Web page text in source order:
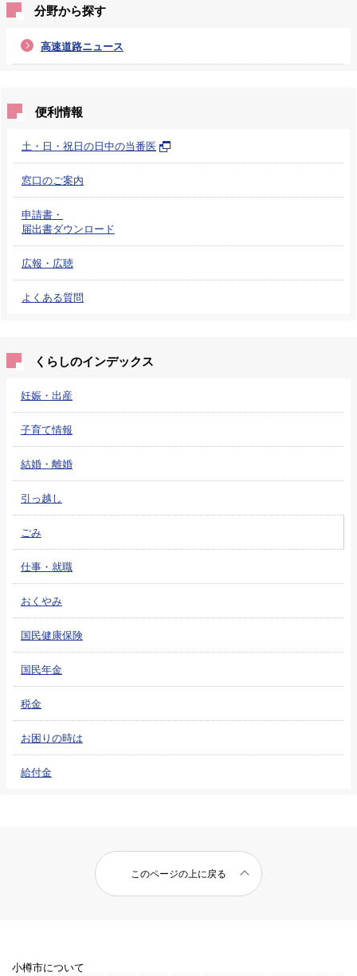
分野から探す
高速道路ニュース
便利情報
土・日・祝日の日中の当番医
窓口のご案内
申請書・
届出書ダウンロード
広報・広聴
よくある質問
くらしのインデックス
妊娠・出産
子育て情報
結婚・離婚
引っ越し
ごみ
仕事・就職
おくやみ
国民健康保険
国民年金
税金
お困りの時は
給付金
このページの上に戻る
小樽市について